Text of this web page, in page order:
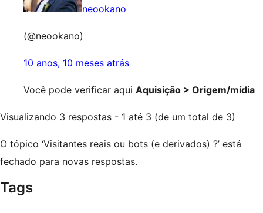
neookano
(@neookano)
10 anos, 10 meses atrás
Você pode verificar aqui Aquisição > Origem/mídia
Visualizando 3 respostas - 1 até 3 (de um total de 3)
O tópico ‘Visitantes reais ou bots (e derivados) ?’ está
fechado para novas respostas.
Tags